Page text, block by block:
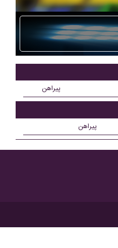
پیراهن
پیراهن